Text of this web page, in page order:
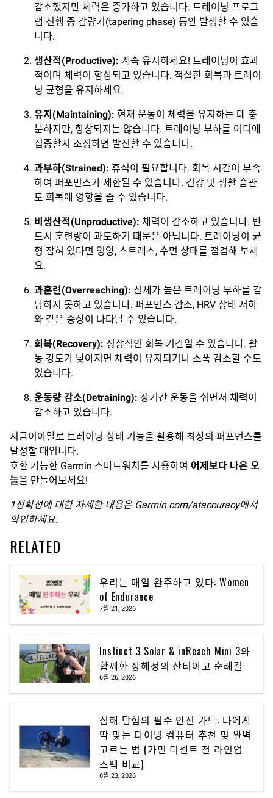
감소했지만 체력은 증가하고 있습니다. 트레이닝 프로그
램 진행 중 감량기(tapering phase) 동안 발생할 수 있습
니다.
생산적(Productive): 계속 유지하세요! 트레이닝이 효과
적이며 체력이 향상되고 있습니다. 적절한 회복과 트레이
닝 균형을 유지하세요.
유지 (Maintaining): 현재 운동이 체력을 유지하는 데 충
분하지만, 향상되지는 않습니다. 트레이닝 부하를 어디에
집중할지 조정하면 발전할 수 있습니다.
과부하(Strained): 휴식이 필요합니다. 회복 시간이 부족
하여 퍼포먼스가 제한될 수 있습니다. 건강 및 생활 습관
도 회복에 영향을 줄 수 있습니다.
비생산적(Unproductive): 체력이 감소하고 있습니다. 반
드시 훈련량이 과도하기 때문은 아닙니다. 트레이닝이 균
형 잡혀 있다면 영양, 스트레스, 수면 상태를 점검해 보세
요.
과훈련(Overreaching): 신체가 높은 트레이닝 부하를 감
당하지 못하고 있습니다. 퍼포먼스 감소, HRV 상태 저하
와 같은 증상이 나타날 수 있습니다.
회복(Recovery): 정상적인 회복 기간일 수 있습니다. 활
동 강도가 낮아지면 체력이 유지되거나 소폭 감소할 수도
있습니다.
운동량 감소(Detraining): 장기간 운동을 쉬면서 체력이
감소하고 있습니다.
지금이야말로 트레이닝 상태 기능을 활용해 최상의 퍼포먼스를
달성할 때입니다.
호환 가능한 Garmin 스마트워치를 사용하여 어제보다 나은 오
늘을 만들어보세요!
1정확성에 대한 자세한 내용은 Garmin.com/ataccuracy에서
확인하세요.
RELATED
우리는 매일 완주하고 있다: Women
of Endurance
7월 21, 2026
Instinct 3 Solar & inReach Mini 3와
함께한 장혜정의 산티아고 순례길
6월 26, 2026
심해 탐험의 필수 안전 가드: 나에게
딱 맞는 다이빙 컴퓨터 추천 및 완벽
고르는 법 (가민 디센트 전 라인업
스펙 비교)
6월 23, 2026